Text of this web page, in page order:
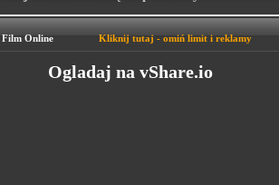
Online Kliknij tutaj - omiń limit i reklamy
Ogladaj na vShare.io